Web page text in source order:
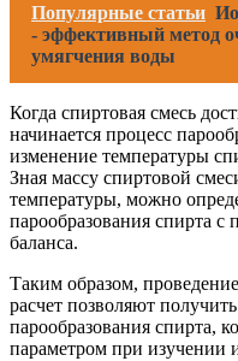
Популярные статьи
- эффективный метод
умягчения воды
Когда спиртовая смесь
начинается процесс
изменение температуры
Зная массу спиртовой
температуры, можно
парообразования спирта
баланса.
Таким образом,
расчет позволяют
парообразования спирта,
параметром при изучении